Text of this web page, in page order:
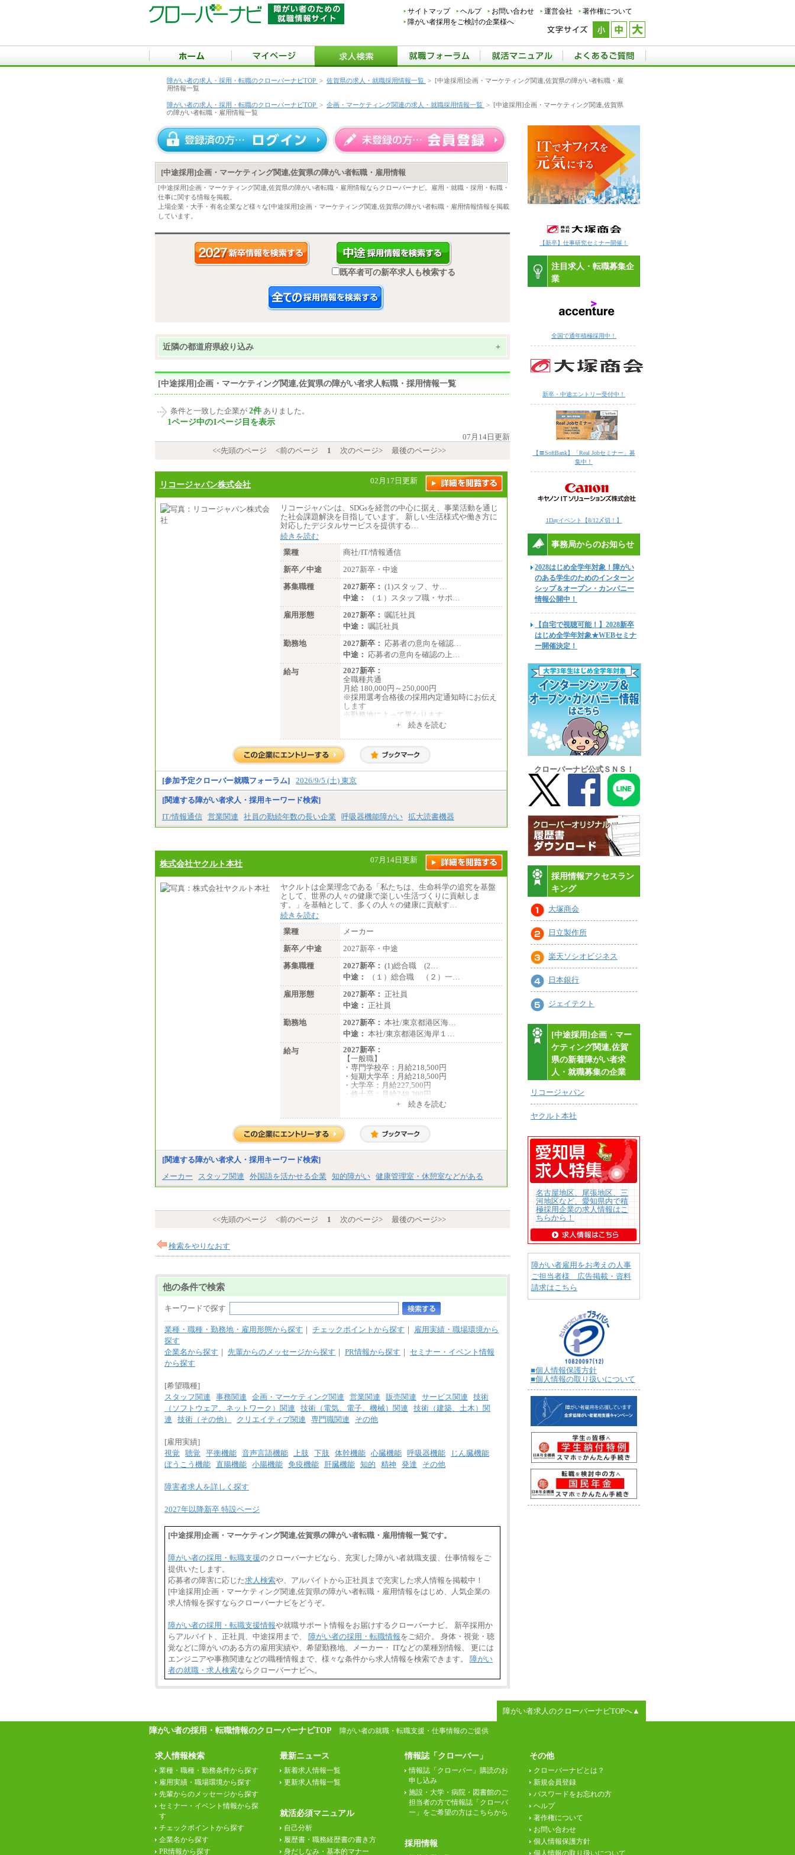
サイトマップ ヘルプ お問い合わせ 運営会社
著作権について
障がい者採用をご検討の企業様へ
障がい者の求人・採用・転職のクローバーナビTOP > 佐賀県の求人・就職採用情報一覧 > [中途採用]企画・マーケティング関連,佐賀県の障がい者転職・雇
用情報一覧
障がい者の求人・採用・転職のクローバーナビTOP > 企画・マーケティング関連の求人・就職採用情報一覧 > [中途採用]企画・マーケティング関連,佐賀県
の障がい者転職・雇用情報一覧
[中途採用]企画・マーケティング関連,佐賀県の障がい者転職・雇用情報
[中途採用]企画・マーケティング関連,佐賀県の障がい者転職・雇用情報ならクローバーナビ。雇用・就職・採用・転職・
仕事に関する情報を掲載。
上場企業・大手・有名企業など様々な[中途採用]企画・マーケティング関連,佐賀県の障がい者転職・雇用情報情報を掲載
しています。
既卒者可の新卒求人も検索する
近隣の都道府県絞り込み +
[中途採用]企画・マーケティング関連,佐賀県の障がい者求人転職・採用情報一覧
条件と一致した企業が 2件 ありました。
1ページ中の1ページ目を表示
07月14日更新
<<先頭のページ
<前のページ 1 次のページ> 最後のページ>>
リコージャパン株式会社 02月17日更新
リコージャパンは、SDGsを経営の中心に据え、事業活動を通じ
た社会課題解決を目指しています。 新しい生活様式や働き方に
対応したデジタルサービスを提供する…
続きを読む
業種
商社/IT/情報通信
新卒／中途
2027新卒・中途
募集職種
2027新卒： (1)スタッフ、サ…
中途：
（１）スタッフ職・サポ…
雇用形態
2027新卒： 嘱託社員
中途： 嘱託社員
勤務地
2027新卒： 応募者の意向を確認…
中途： 応募者の意向を確認の上…
給与
2027新卒：
全職種共通
月給 180,000円～250,000円
※採用選考合格後の採用内定通知時にお伝え
します
※勤務地によって異なります
全職種共通
月給 200,000円～250,000円
入社時の処遇は経験・能力を考慮の上、当社
具体的な金額は採用選考合格後に採用内定通
知時にお伝えします。
+ 続きを読む
[参加予定クローバー就職フォーラム] 2026/9/5 (土) 東京
[関連する障がい者求人・採用キーワード検索]
IT/情報通信 営業関連 社員の勤続年数の長い企業 呼吸器機能障がい 拡大読書機器
株式会社ヤクルト本社 07月14日更新
ヤクルトは企業理念である「私たちは、生命科学の追究を基盤
として、世界の人々の健康で楽しい生活づくりに貢献しま
す。」を基軸として、多くの人々の健康に貢献す…
続きを読む
業種
メーカー
新卒／中途
2027新卒・中途
募集職種
2027新卒： (1)総合職 (2…
中途：
（１）総合職 （２）一…
雇用形態
2027新卒： 正社員
中途： 正社員
勤務地
2027新卒： 本社/東京都港区海…
中途： 本社/東京都港区海岸１…
給与
2027新卒：
【一般職】
・専門学校卒：月給218,500円
・短期大学卒：月給218,500円
・大学卒：月給227,500円
・修士卒：月給248,300円
・博士卒：月給257,300円
【総合職】
・大学卒：月給253,500円
・修士卒：月給261,500円
※試用期間3か月中も給与に変更はございま
せん
最低月給200,000円以上
※試用期間中も給与に変更はございません
+ 続きを読む
[関連する障がい者求人・採用キーワード検索]
メーカー
スタッフ関連 外国語を活かせる企業 知的障がい 健康管理室・休憩室などがある
<<先頭のページ <前のページ 1 次のページ> 最後のページ>>
検索をやりなおす
他の条件で検索
キーワードで探す
業種・職種・勤務地・雇用形態から探す ｜ チェックポイントから探す ｜ 雇用実績・職場環境から
探す
企業名から探す ｜ 先輩からのメッセージから探す ｜ PR情報から探す ｜ セミナー・イベント情報
から探す
[希望職種]
スタッフ関連
事務関連 企画・マーケティング関連 営業関連 販売関連 サービス関連
技術
（ソフトウェア、ネットワーク）関連
技術（電気、電子、機械）関連
技術（建築、土木）関
連
技術（その他） クリエイティブ関連 専門職関連 その他
[雇用実績]
視覚
聴覚 平衡機能 音声言語機能 上肢 下肢 体幹機能 心臓機能 呼吸器機能
じん臓機能
ぼうこう機能 直腸機能 小腸機能 免疫機能 肝臓機能 知的 精神 発達 その他
障害者求人を詳しく探す
2027年以降新卒 特設ページ
[中途採用]企画・マーケティング関連,佐賀県の障がい者転職・雇用情報一覧です。
障がい者の採用・転職支援のクローバーナビなら、充実した障がい者就職支援、仕事情報をご
提供いたします。
応募者の障害に応じた求人検索や、アルバイトから正社員まで充実した求人情報を掲載中！
[中途採用]企画・マーケティング関連,佐賀県の障がい者転職・雇用情報をはじめ、人気企業の
求人情報を探すならクローバーナビをどうぞ。
障がい者の採用・転職支援情報や就職サポート情報をお届けするクローバーナビ。 新卒採用か
らアルバイト、正社員、中途採用まで、 障がい者の採用・転職情報をご紹介。 身体・視覚・聴
覚などに障がいのある方の雇用実績や、希望勤務地、メーカー・ ITなどの業種別情報、 更には
エンジニアや事務関連などの職種情報まで、様々な条件から求人情報を検索できます。 障がい
者の就職・求人検索ならクローバーナビへ。
【新卒】仕事研究セミナー開催！
注目求人・転職募集企
業
全国で通年積極採用中！
新卒・中途エントリー受付中！
【〓SoftBank】「Real Jobセミナー」募
集中！
1Dayイベント【8/12〆切！】
事務局からのお知らせ
2028はじめ全学年対象！障がい
のある学生のためのインターン
シップ＆オープン・カンパニー
情報公開中！
【自宅で視聴可能！】2028新卒
はじめ全学年対象★WEBセミナ
ー開催決定！
クローバーナビ公式ＳＮＳ！
採用情報アクセスラン
キング
大塚商会
日立製作所
楽天ソシオビジネス
日本銀行
ジェイテクト
[中途採用]企画・マー
ケティング関連,佐賀
県の新着障がい者求
人・就職募集の企業
リコージャパン
ヤクルト本社
名古屋地区、尾張地区、三
河地区など、愛知県内で積
極採用企業の求人情報はこ
ちらから！
障がい者雇用をお考えの人事
ご担当者様 広告掲載・資料
請求はこちら
■個人情報保護方針
■個人情報の取り扱いについて
障がい者求人のクローバーナビTOPへ▲
障がい者の採用・転職情報のクローバーナビTOP 障がい者の就職・転職支援・仕事情報のご提供
求人情報検索
業種・職種・勤務条件から探す
雇用実績・職場環境から探す
先輩からのメッセージから探す
セミナー・イベント情報から探
す
チェックポイントから探す
企業名から探す
PR情報から探す
最新ニュース
新着求人情報一覧
更新求人情報一覧
就活必須マニュアル
自己分析
履歴書・職務経歴書の書き方
身だしなみ・基本的マナー
情報誌「クローバー」
情報誌「クローバー」購読のお
申し込み
施設・大学・病院・図書館のご
担当者の方で情報誌「クローバ
ー」をご希望の方はこちらから
採用情報
その他
クローバーナビとは？
新規会員登録
パスワードをお忘れの方
ヘルプ
著作権について
お問い合わせ
個人情報保護方針